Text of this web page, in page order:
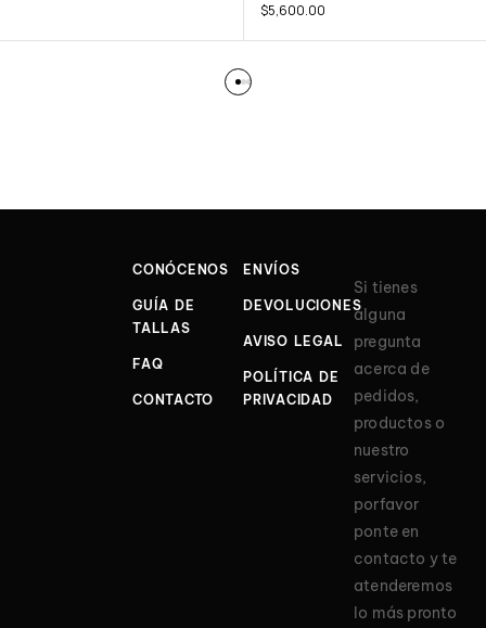
$5,600.00
CONÓCENOS
GUÍA DE
TALLAS
FAQ
CONTACTO
ENVÍOS
DEVOLUCIONES
AVISO LEGAL
POLÍTICA DE
PRIVACIDAD
Si tienes
alguna
pregunta
acerca de
pedidos,
productos o
nuestro
servicios,
porfavor
ponte en
contacto y te
atenderemos
lo más pronto